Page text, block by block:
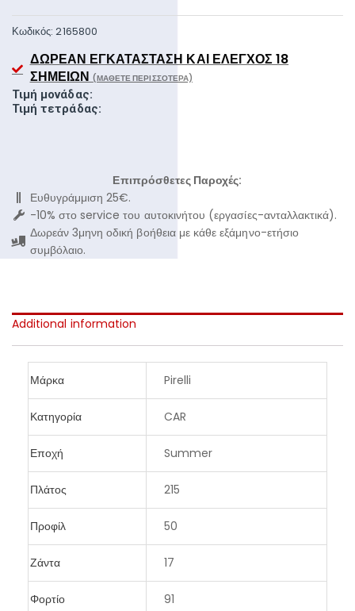
Κωδικός:2165800
ΔΩΡΕΆΝ ΕΓΚΑΤΆΣΤΑΣΗ ΚΑΙ ΈΛΕΓΧΟΣ 18
ΣΗΜΕΊΩΝ (ΜΆΘΕΤΕ ΠΕΡΙΣΣΌΤΕΡΑ)
Τιμή μονάδας:
Τιμή τετράδας:
Επιπρόσθετες Παροχές:
Ευθυγράμμιση 25€.
-10% στο service του αυτοκινήτου (εργασίες-ανταλλακτικά).
Δωρεάν 3μηνη οδική βοήθεια με κάθε εξάμηνο-ετήσιο
συμβόλαιο.
Additional information
Μάρκα Pirelli
Κατηγορία CAR
Εποχή Summer
Πλάτος 215
Προφίλ 50
Ζάντα 17
Φορτίο 91